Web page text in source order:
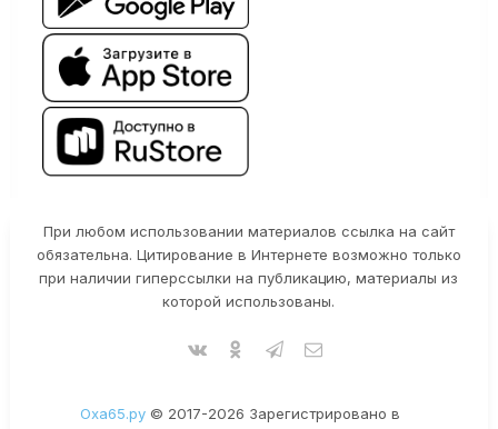
При любом использовании материалов ссылка на сайт
обязательна. Цитирование в Интернете возможно только
при наличии гиперссылки на публикацию, материалы из
которой использованы.
Оха65.ру© 2017-2026 Зарегистрировано в